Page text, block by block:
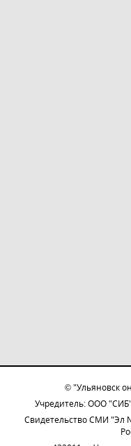
© "Ульяновск
Учредитель: ООО
Свидетельство СМИ "Эл